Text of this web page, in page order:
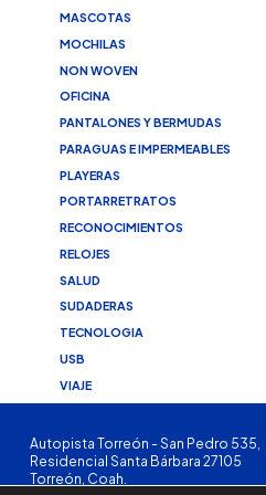
MASCOTAS
MOCHILAS
NON WOVEN
OFICINA
PANTALONES Y BERMUDAS
PARAGUAS E IMPERMEABLES
PLAYERAS
PORTARRETRATOS
RECONOCIMIENTOS
RELOJES
SALUD
SUDADERAS
TECNOLOGIA
USB
VIAJE
Autopista Torreón - San Pedro 535,
Residencial Santa Bárbara 27105
Torreón, Coah.